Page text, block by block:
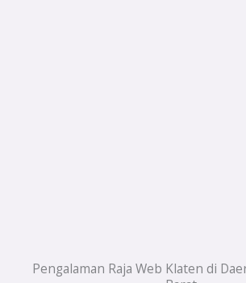
Pengalaman Raja Web Klaten di